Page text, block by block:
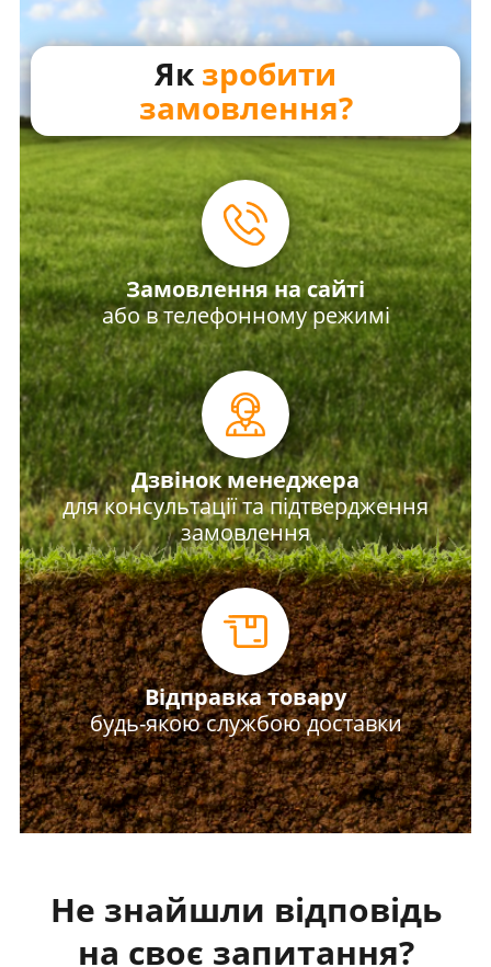
Як зробити
замовлення?
Замовлення на сайті
або в телефонному режимі
Дзвінок менеджера
для консультації та підтвердження
замовлення
Відправка товару
будь-якою службою доставки
Не знайшли відповідь
на своє запитання?